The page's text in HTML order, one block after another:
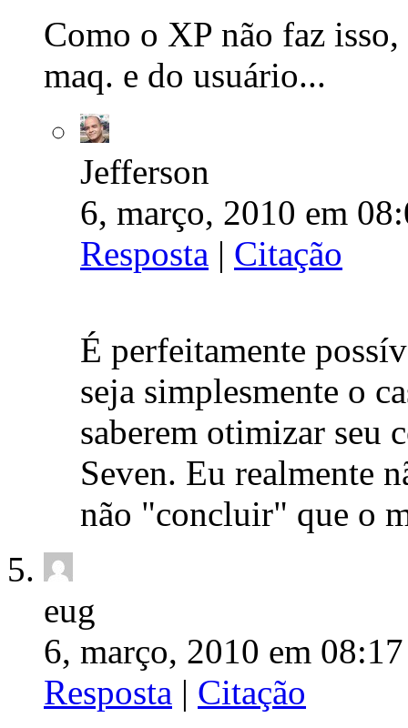
Como o XP não faz
maq. e do usuário...
Jefferson
6, março, 2010 em
Resposta | Citação
É perfeitamente
seja simplesmente o
saberem otimizar seu
Seven. Eu realmente
não "concluir" que o
eug
6, março, 2010 em
Resposta | Citação